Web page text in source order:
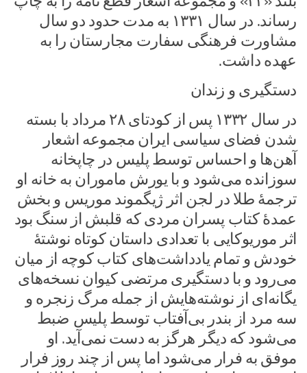
رساند. در سال ۱۳۳۱ به مدت حدود دو سال
مشاورت فرهنگی سفارت مجارستان را به
عهده داشت.
دستگیری و زندان
در سال ۱۳۳۲ پس از کودتای ۲۸ مرداد با بسته
شدن فضای سیاسی ایران مجموعه اشعار
آهن‌ها و احساس توسط پلیس در چاپخانه
سوزانده می‌شود و با یورش ماموران به خانه او
ترجمهٔ طلا در لجن اثر ژیگموند موریس و بخش
عمدهٔ کتاب پسران مردی که قلبش از سنگ بود
اثر موریوکایی با تعدادی داستان کوتاه نوشتهٔ
خودش و تمام یادداشت‌های کتاب کوچه از میان
می‌رود و با دستگیری مرتضی کیوان نسخه‌های
یگانه‌ای از نوشته‌هایش از جمله مرگ زنجره و
سه مرد از بندر بی‌آفتاب توسط پلیس ضبط
می‌شود که دیگر هرگز به دست نمی‌آید. او
موفق به فرار می‌شود اما پس از چند روز فرار